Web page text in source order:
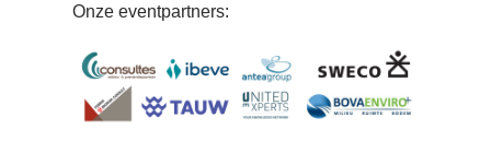
Onze eventpartners: